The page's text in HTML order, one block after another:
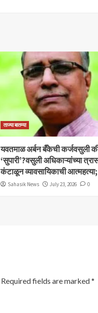
ताज्या बातम्या
​यवतमाळ अर्बन बँकेची कर्जवसुली
‘सुपारी’?वसुली अधिकाऱ्यांच्या
कंटाळून व्यावसायिकाची आत्महत्या;
Sahasik News July 23, 2026 0
Required fields are marked*